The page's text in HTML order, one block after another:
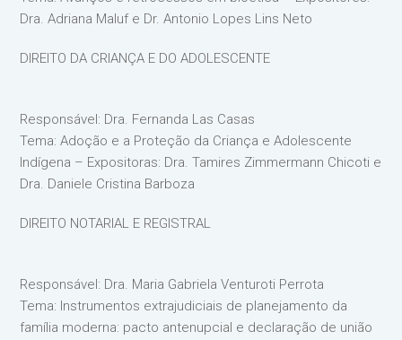
Dra. Adriana Maluf e Dr. Antonio Lopes Lins Neto
DIREITO DA CRIANÇA E DO ADOLESCENTE
Responsável: Dra. Fernanda Las Casas
Tema: Adoção e a Proteção da Criança e Adolescente
Indígena – Expositoras: Dra. Tamires Zimmermann Chicoti e
Dra. Daniele Cristina Barboza
DIREITO NOTARIAL E REGISTRAL
Responsável: Dra. Maria Gabriela Venturoti Perrota
Tema: Instrumentos extrajudiciais de planejamento da
família moderna: pacto antenupcial e declaração de união